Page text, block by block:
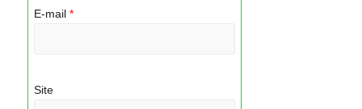
E-mail *
Site